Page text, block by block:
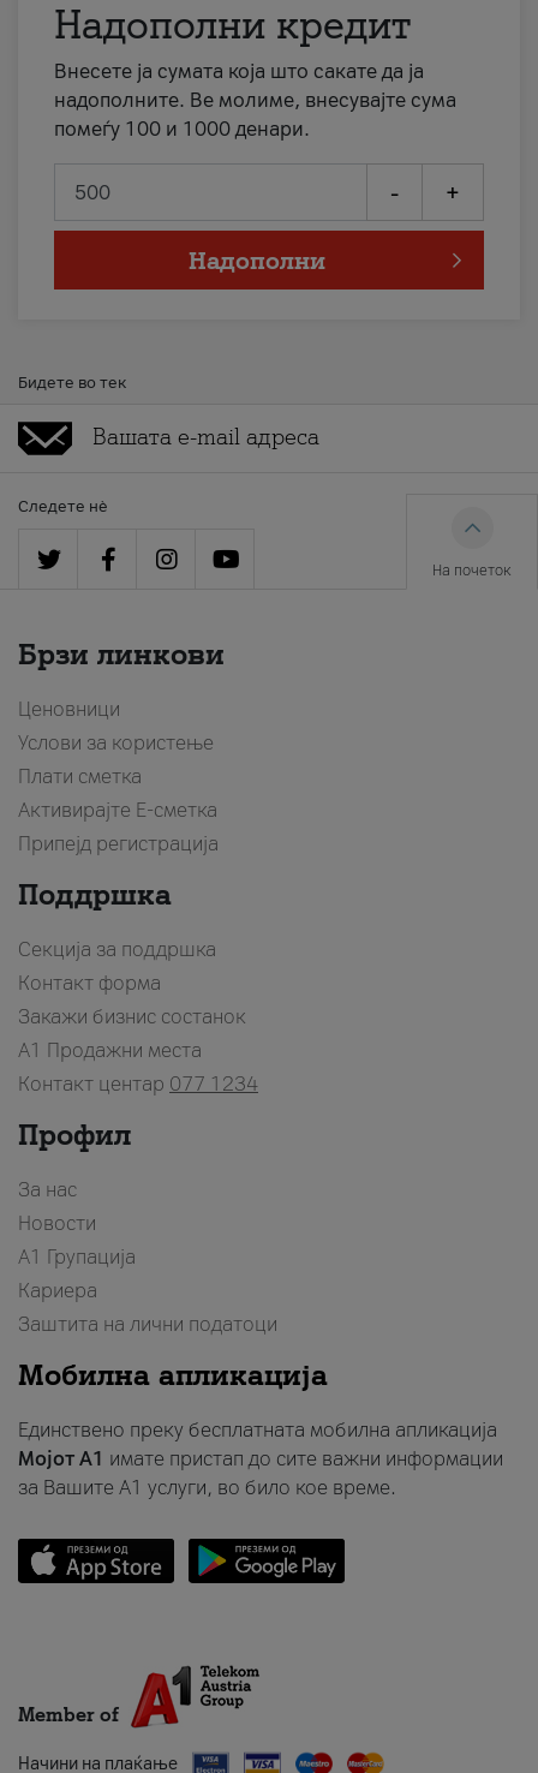
Надополни кредит
Внесете ја сумата која што сакате да ја
надополните. Ве молиме, внесувајте сума
помеѓу 100 и 1000 денари.
- +
Надополни
Бидете во тек
Следете нè
На почеток
Брзи линкови
Ценовници
Услови за користење
Плати сметка
Активирајте Е-сметка
Припејд регистрација
Поддршка
Секција за поддршка
Контакт форма
Закажи бизнис состанок
A1 Продажни места
Контакт центар 077 1234
Профил
За нас
Новости
А1 Групација
Кариера
Заштита на лични податоци
Мобилна апликација
Единствено преку бесплатната мобилна апликација
Мојот A1 имате пристап до сите важни информации
за Вашите A1 услуги, во било кое време.
Member of
Начини на плаќање